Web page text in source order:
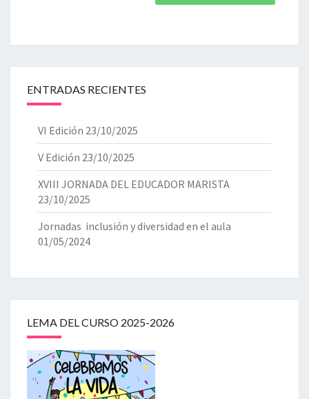
ENTRADAS RECIENTES
VI Edición 23/10/2025
V Edición 23/10/2025
XVIII JORNADA DEL EDUCADOR MARISTA
23/10/2025
Jornadas inclusión y diversidad en el aula
01/05/2024
LEMA DEL CURSO 2025-2026